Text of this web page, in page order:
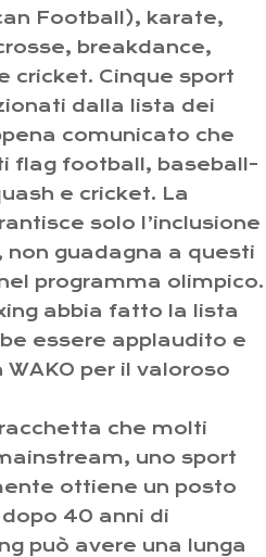
Football), karate,
breakdance,
cricket. Cinque sport
dalla lista dei
comunicato che
flag football, baseball-
e cricket. La
solo l’inclusione
non guadagna a questi
programma olimpico.
abbia fatto la lista
essere applaudito e
per il valoroso
che molti
uno sport
ottiene un posto
40 anni di
può avere una lunga